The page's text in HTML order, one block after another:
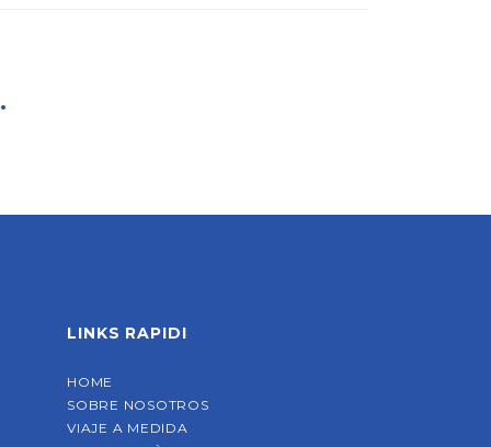
LINKS RAPIDI
HOME
SOBRE NOSOTROS
VIAJE A MEDIDA